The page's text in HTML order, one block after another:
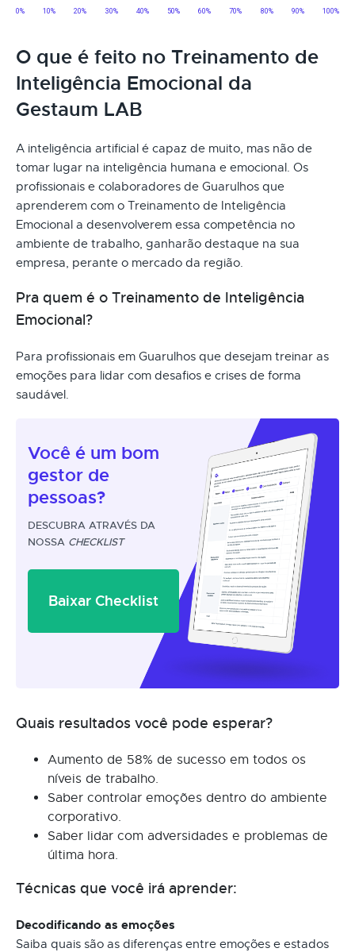
O que é feito no Treinamento de
Inteligência Emocional da
Gestaum LAB
A inteligência artificial é capaz de muito, mas não de
tomar lugar na inteligência humana e emocional. Os
profissionais e colaboradores de Guarulhos que
aprenderem com o Treinamento de Inteligência
Emocional a desenvolverem essa competência no
ambiente de trabalho, ganharão destaque na sua
empresa, perante o mercado da região.
Pra quem é o Treinamento de Inteligência
Emocional?
Para profissionais em Guarulhos que desejam treinar as
emoções para lidar com desafios e crises de forma
saudável.
Você é um bom
gestor de
pessoas?
DESCUBRA ATRAVÉS DA
NOSSA CHECKLIST
Baixar Checklist
Quais resultados você pode esperar?
Aumento de 58% de sucesso em todos os
níveis de trabalho.
Saber controlar emoções dentro do ambiente
corporativo.
Saber lidar com adversidades e problemas de
última hora.
Técnicas que você irá aprender:
Decodificando as emoções
Saiba quais são as diferenças entre emoções e estados